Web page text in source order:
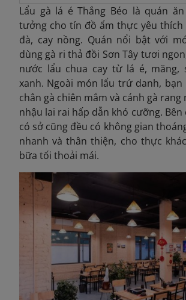
Lẩu gà lá é Thắng Béo là quán
tưởng cho tín đồ ẩm thực yêu thích
đà, cay nồng. Quán nổi bật với
dùng gà ri thả đồi Sơn Tây tươi
nước lẩu chua cay từ lá é, măng,
xanh. Ngoài món lẩu trứ danh,
chân gà chiên mắm và cánh gà
nhậu lai rai hấp dẫn khó cưỡng. Bên
có sở cũng đều có không gian
nhanh và thân thiện, cho thực
bữa tối thoải mái.